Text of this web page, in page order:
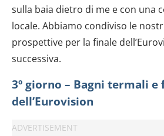
sulla baia dietro di me e con una
locale. Abbiamo condiviso le
prospettive per la finale
successiva.
3º giorno – Bagni termali e
dell’Eurovision